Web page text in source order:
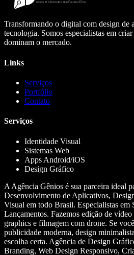
Transformando o digital com design de
tecnologia. Somos especialistas em criar
dominam o mercado.
Links
Serviços
Portfólio
Contato
Serviços
Identidade Visual
Sistemas Web
Apps Android/iOS
Design Gráfico
A Agência Gênios é sua parceira ideal
Desenvolvimento de Aplicativos,
Visual em todo Brasil. Especialistas
Lançamentos. Fazemos edição de
graphics e filmagem com drone. Se
publicidade moderna, design
escolha certa. Agência de Design
Branding, Web Design Responsivo,